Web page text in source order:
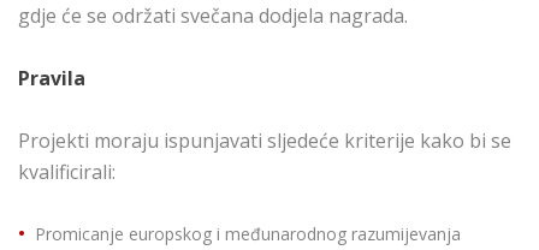
gdje će se održati svečana dodjela nagrada.
Pravila
Projekti moraju ispunjavati sljedeće kriterije kako bi se
kvalificirali:
Promicanje europskog i međunarodnog razumijevanja